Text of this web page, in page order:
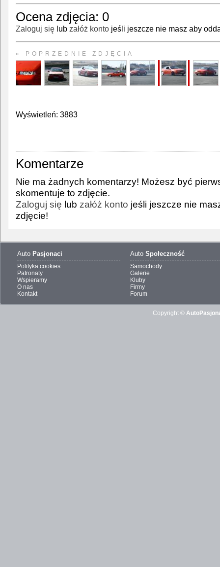
Ocena zdjęcia: 0
Zaloguj się lub załóż konto jeśli jeszcze nie masz aby
« POPRZEDNIE ZDJĘCIA
Wyświetleń: 3883
Komentarze
Nie ma żadnych komentarzy! Możesz być
skomentuje to zdjęcie.
Zaloguj się lub załóż konto jeśli jeszcze nie
zdjęcie!
Auto Pasjonaci
Polityka cookies
Patronaty
Wspieramy
O nas
Kontakt
Auto Społeczność
Samochody
Galerie
Kluby
Firmy
Forum
Copyright ©